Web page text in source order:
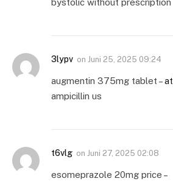
bystolic without prescription
3lypv on Juni 25, 2025 09:24
augmentin 375mg tablet –
ampicillin us
t6vlg on Juni 27, 2025 02:08
esomeprazole 20mg price –